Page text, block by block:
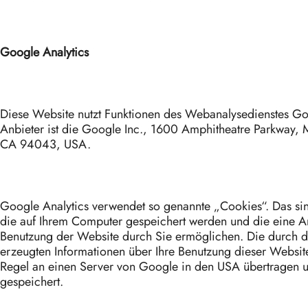
Google Analytics
Diese Website nutzt Funktionen des Webanalysedienstes
Anbieter ist die Google Inc., 1600 Amphitheatre Parkway,
CA 94043, USA.
Google Analytics verwendet so genannte „Cookies“. Das
die auf Ihrem Computer gespeichert werden und die eine
Benutzung der Website durch Sie ermöglichen. Die durch
erzeugten Informationen über Ihre Benutzung dieser
Regel an einen Server von Google in den USA übertragen
gespeichert.